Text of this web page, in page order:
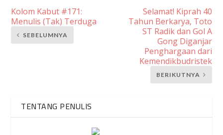
Kolom Kabut #171:
Menulis (Tak) Terduga
SEBELUMNYA
Selamat! Kiprah 40
Tahun Berkarya, Toto
ST Radik dan Gol A
Gong Diganjar
Penghargaan dari
Kemendikbudristek
BERIKUTNYA
TENTANG PENULIS